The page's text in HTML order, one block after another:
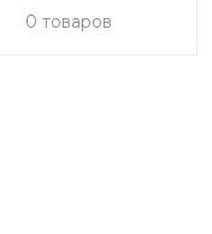
0 товаров